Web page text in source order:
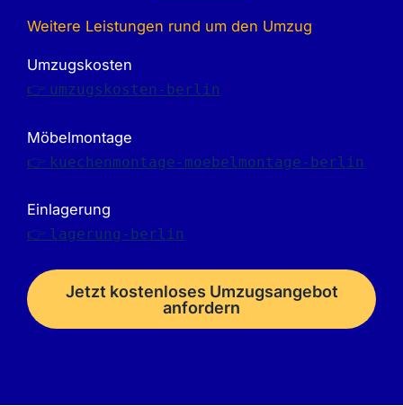
Weitere Leistungen rund um den Umzug
Umzugskosten
👉 umzugskosten-berlin
Möbelmontage
👉 kuechenmontage-moebelmontage-berlin
Einlagerung
👉 lagerung-berlin
Jetzt kostenloses Umzugsangebot
anfordern